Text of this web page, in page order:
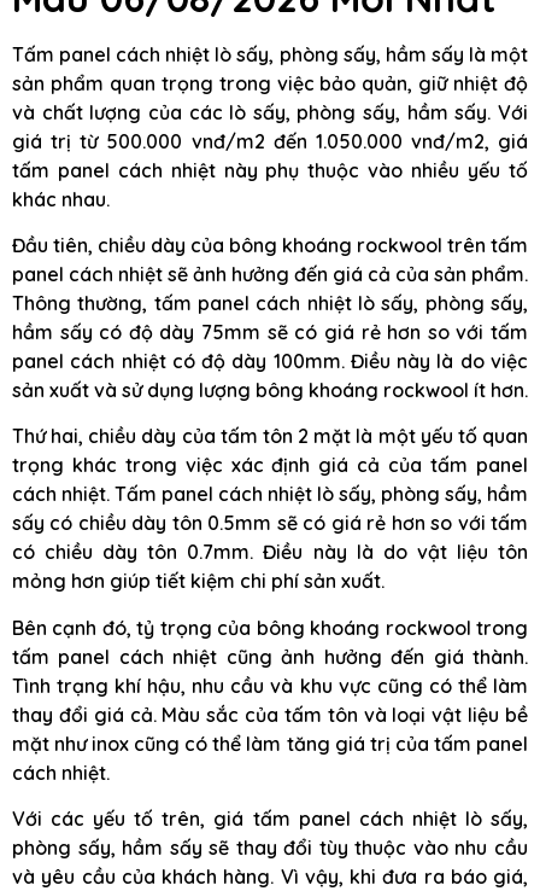
Tấm panel cách nhiệt lò sấy, phòng sấy, hầm sấy là một
sản phẩm quan trọng trong việc bảo quản, giữ nhiệt độ
và chất lượng của các lò sấy, phòng sấy, hầm sấy. Với
giá trị từ 500.000 vnđ/m2 đến 1.050.000 vnđ/m2, giá
tấm panel cách nhiệt này phụ thuộc vào nhiều yếu tố
khác nhau.
Đầu tiên, chiều dày của bông khoáng rockwool trên tấm
panel cách nhiệt sẽ ảnh hưởng đến giá cả của sản phẩm.
Thông thường, tấm panel cách nhiệt lò sấy, phòng sấy,
hầm sấy có độ dày 75mm sẽ có giá rẻ hơn so với tấm
panel cách nhiệt có độ dày 100mm. Điều này là do việc
sản xuất và sử dụng lượng bông khoáng rockwool ít hơn.
Thứ hai, chiều dày của tấm tôn 2 mặt là một yếu tố quan
trọng khác trong việc xác định giá cả của tấm panel
cách nhiệt. Tấm panel cách nhiệt lò sấy, phòng sấy, hầm
sấy có chiều dày tôn 0.5mm sẽ có giá rẻ hơn so với tấm
có chiều dày tôn 0.7mm. Điều này là do vật liệu tôn
mỏng hơn giúp tiết kiệm chi phí sản xuất.
Bên cạnh đó, tỷ trọng của bông khoáng rockwool trong
tấm panel cách nhiệt cũng ảnh hưởng đến giá thành.
Tình trạng khí hậu, nhu cầu và khu vực cũng có thể làm
thay đổi giá cả. Màu sắc của tấm tôn và loại vật liệu bề
mặt như inox cũng có thể làm tăng giá trị của tấm panel
cách nhiệt.
Với các yếu tố trên, giá tấm panel cách nhiệt lò sấy,
phòng sấy, hầm sấy sẽ thay đổi tùy thuộc vào nhu cầu
và yêu cầu của khách hàng. Vì vậy, khi đưa ra báo giá,